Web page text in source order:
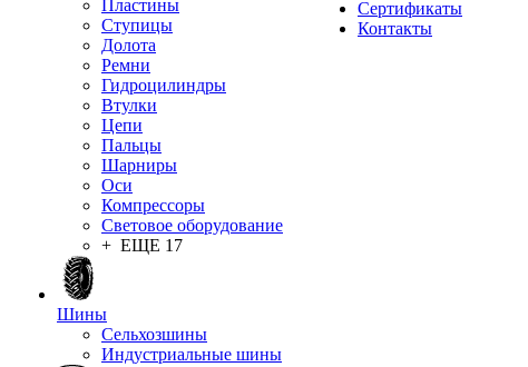
Пластины
Ступицы
Долота
Ремни
Гидроцилиндры
Втулки
Цепи
Пальцы
Шарниры
Оси
Компрессоры
Световое оборудование
+ ЕЩЕ 17
Шины
Сельхозшины
Индустриальные шины
Сертификаты
Контакты